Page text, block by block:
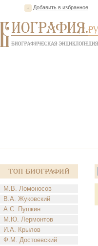
Добавить в избранное
Топ Биографий
М.В. Ломоносов
В.А. Жуковский
А.С. Пушкин
М.Ю. Лермонтов
И.А. Крылов
Ф.М. Достоевский